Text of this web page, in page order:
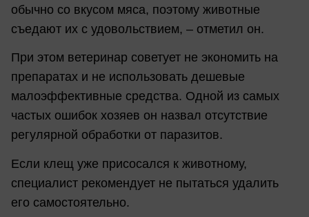
обычно со вкусом мяса, поэтому животные
съедают их с удовольствием, – отметил он.
При этом ветеринар советует не экономить на
препаратах и не использовать дешевые
малоэффективные средства. Одной из самых
частых ошибок хозяев он назвал отсутствие
регулярной обработки от паразитов.
Если клещ уже присосался к животному,
специалист рекомендует не пытаться удалить
его самостоятельно.